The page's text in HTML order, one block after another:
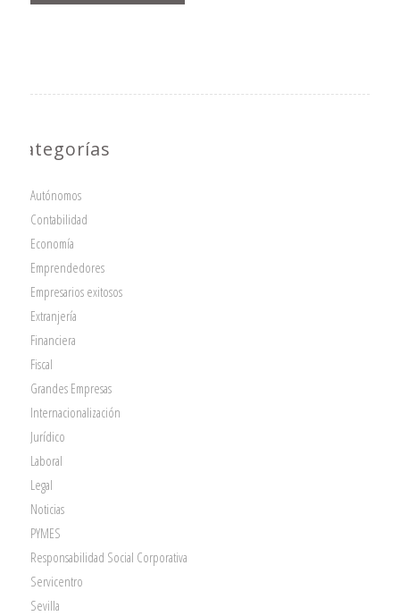
Categorías
Autónomos
Contabilidad
Economía
Emprendedores
Empresarios exitosos
Extranjería
Financiera
Fiscal
Grandes Empresas
Internacionalización
Jurídico
Laboral
Legal
Noticias
PYMES
Responsabilidad Social Corporativa
Servicentro
Sevilla